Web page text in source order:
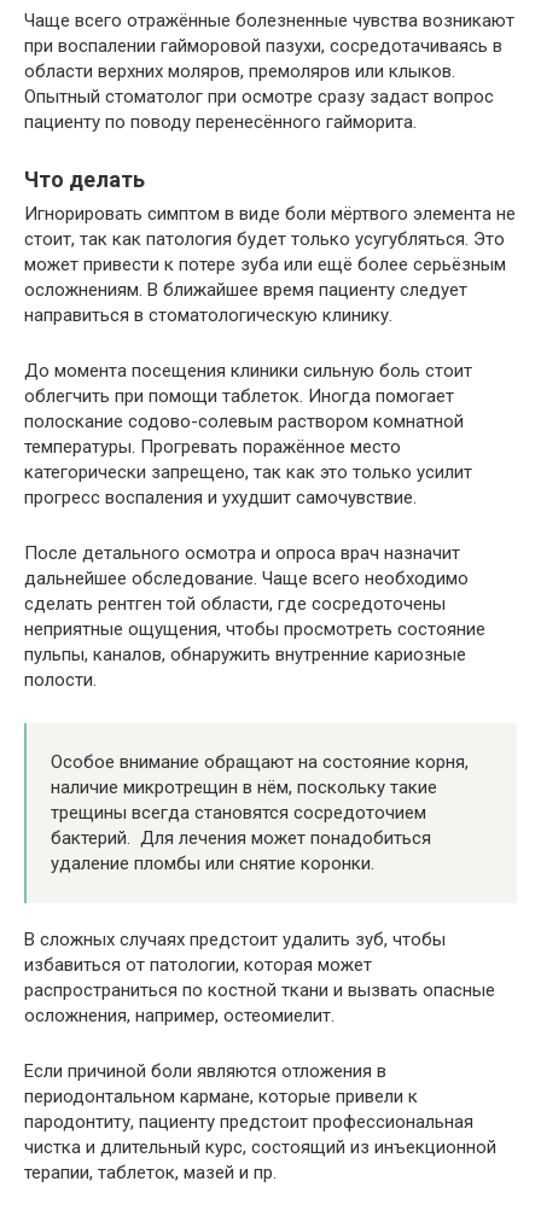
Чаще всего отражённые болезненные чувства возникают
при воспалении гайморовой пазухи, сосредотачиваясь в
области верхних моляров, премоляров или клыков.
Опытный стоматолог при осмотре сразу задаст вопрос
пациенту по поводу перенесённого гайморита.
Что делать
Игнорировать симптом в виде боли мёртвого элемента не
стоит, так как патология будет только усугубляться. Это
может привести к потере зуба или ещё более серьёзным
осложнениям. В ближайшее время пациенту следует
направиться в стоматологическую клинику.
До момента посещения клиники сильную боль стоит
облегчить при помощи таблеток. Иногда помогает
полоскание содово-солевым раствором комнатной
температуры. Прогревать поражённое место
категорически запрещено, так как это только усилит
прогресс воспаления и ухудшит самочувствие.
После детального осмотра и опроса врач назначит
дальнейшее обследование. Чаще всего необходимо
сделать рентген той области, где сосредоточены
неприятные ощущения, чтобы просмотреть состояние
пульпы, каналов, обнаружить внутренние кариозные
полости.
Особое внимание обращают на состояние корня,
наличие микротрещин в нём, поскольку такие
трещины всегда становятся сосредоточием
бактерий. Для лечения может понадобиться
удаление пломбы или снятие коронки.
В сложных случаях предстоит удалить зуб, чтобы
избавиться от патологии, которая может
распространиться по костной ткани и вызвать опасные
осложнения, например, остеомиелит.
Если причиной боли являются отложения в
периодонтальном кармане, которые привели к
пародонтиту, пациенту предстоит профессиональная
чистка и длительный курс, состоящий из инъекционной
терапии, таблеток, мазей и пр.